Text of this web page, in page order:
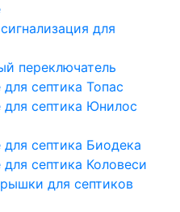
для
переключатель
септика Топас
септика Юнилос
септика Биодека
септика Коловеси
для септиков